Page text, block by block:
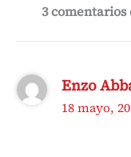
3 comentarios
Enzo
18 mayo,